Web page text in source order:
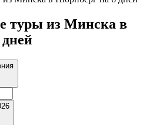
туры из Минска в